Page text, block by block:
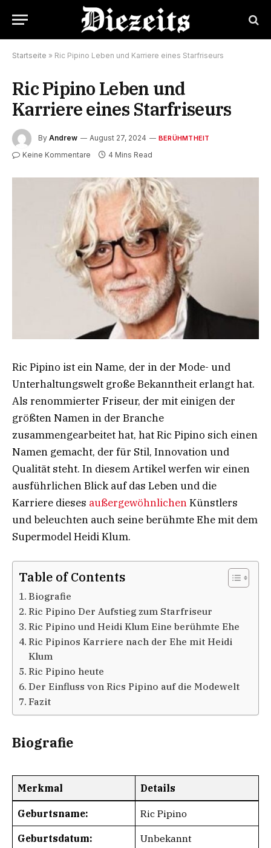
Startseite » Ric Pipino Leben und Karriere eines Starfriseurs
Ric Pipino Leben und
Karriere eines Starfriseurs
By Andrew August 27, 2024 BERÜHMTHEIT
Keine Kommentare 4 Mins Read
Ric Pipino ist ein Name, der in der Mode- und
Unterhaltungswelt große Bekanntheit erlangt hat.
Als renommierter Friseur, der mit einigen der
größten Namen in der Branche
zusammengearbeitet hat, hat Ric Pipino sich einen
Namen gemacht, der für Stil, Innovation und
Qualität steht. In diesem Artikel werfen wir einen
ausführlichen Blick auf das Leben und die
Karriere dieses außergewöhnlichenKünstlers
und beleuchten auch seine berühmte Ehe mit dem
Supermodel Heidi Klum.
Table of Contents
Biografie
Ric Pipino Der Aufstieg zum Starfriseur
Ric Pipino und Heidi Klum Eine berühmte Ehe
Ric Pipinos Karriere nach der Ehe mit Heidi
Klum
Ric Pipino heute
Der Einfluss von Rics Pipino auf die Modewelt
Fazit
Biografie
Merkmal Details
Geburtsname: Ric Pipino
Geburtsdatum: Unbekannt